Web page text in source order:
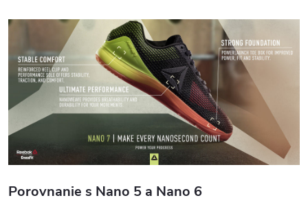
Porovnanie s Nano 5 a Nano 6